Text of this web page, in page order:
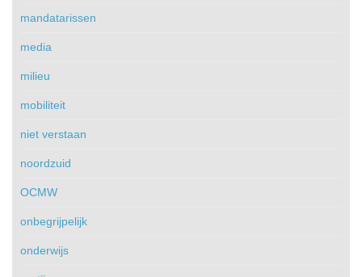
mandatarissen
media
milieu
mobiliteit
niet verstaan
noordzuid
OCMW
onbegrijpelijk
onderwijs